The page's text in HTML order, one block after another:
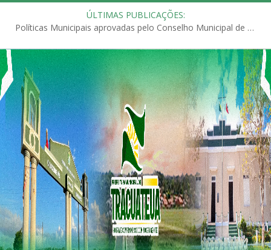
ÚLTIMAS PUBLICAÇÕES:
Políticas Municipais aprovadas pelo Conselho Municipal de Educação (CME)